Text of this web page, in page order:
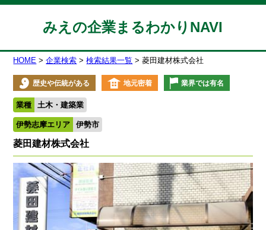
みえの企業まるわかりNAVI
HOME 企業検索 検索結果一覧 菱田建材株式会社
歴史や伝統がある 地元密着 業界では有名
業種 土木・建築業
伊勢志摩エリア 伊勢市
菱田建材株式会社